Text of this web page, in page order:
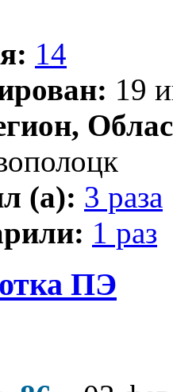
14
19
(а): 3 раза
1 раз
ПЭ